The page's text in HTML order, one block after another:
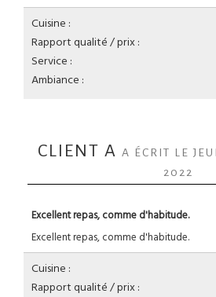
Cuisine :
Rapport qualité / prix :
Service :
Ambiance :
CLIENT A A ÉCRIT LE
2022
Excellent repas, comme d'habitude.
Excellent repas, comme d'habitude.
Cuisine :
Rapport qualité / prix :